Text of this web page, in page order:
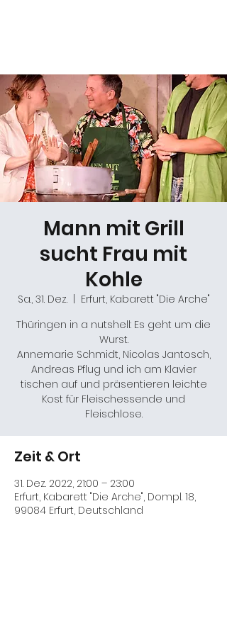
Mann mit Grill
sucht Frau mit
Kohle
Sa., 31. Dez.
  |
Erfurt, Kabarett "Die Arche"
Thüringen in a nutshell: Es geht um die
Wurst.
Annemarie Schmidt, Nicolas Jantosch,
Andreas Pflug und ich am Klavier
tischen auf und präsentieren leichte
Kost für Fleischessende und
Fleischlose.
Zeit & Ort
31. Dez. 2022, 21:00 – 23:00
Erfurt, Kabarett "Die Arche", Dompl. 18,
99084 Erfurt, Deutschland